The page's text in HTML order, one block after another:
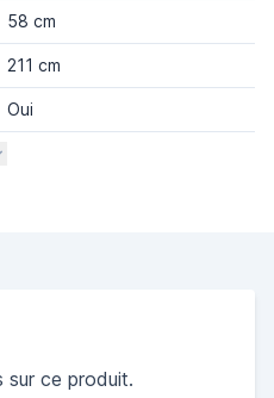
58 cm
211 cm
Oui
ce produit.